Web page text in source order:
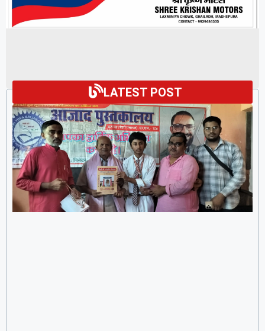
LATEST POST